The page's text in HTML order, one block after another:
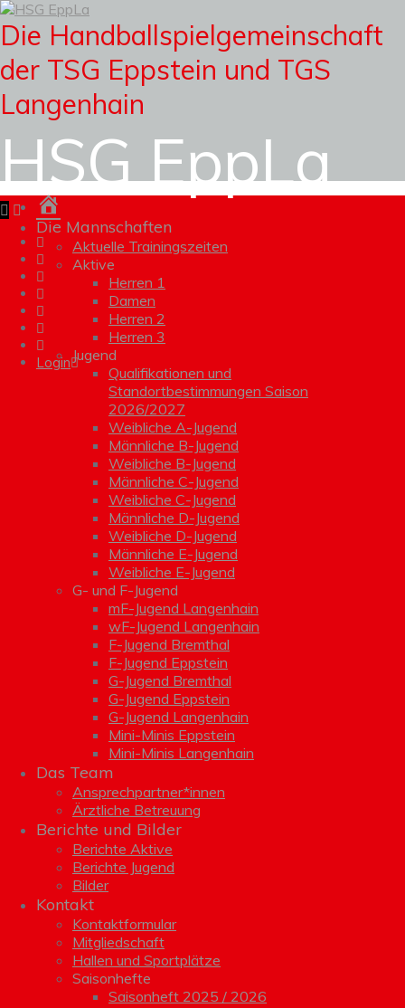
Die Handballspielgemeinschaft
der TSG Eppstein und TGS
Langenhain
HSG EppLa
Login
Die Mannschaften
Aktuelle Trainingszeiten
Aktive
Herren 1
Damen
Herren 2
Herren 3
Jugend
Qualifikationen und
Standortbestimmungen Saison
2026/2027
Weibliche A-Jugend
Männliche B-Jugend
Weibliche B-Jugend
Männliche C-Jugend
Weibliche C-Jugend
Männliche D-Jugend
Weibliche D-Jugend
Männliche E-Jugend
Weibliche E-Jugend
G- und F-Jugend
mF-Jugend Langenhain
wF-Jugend Langenhain
F-Jugend Bremthal
F-Jugend Eppstein
G-Jugend Bremthal
G-Jugend Eppstein
G-Jugend Langenhain
Mini-Minis Eppstein
Mini-Minis Langenhain
Das Team
Ansprechpartner*innen
Ärztliche Betreuung
Berichte und Bilder
Berichte Aktive
Berichte Jugend
Bilder
Kontakt
Kontaktformular
Mitgliedschaft
Hallen und Sportplätze
Saisonhefte
Saisonheft 2025 / 2026